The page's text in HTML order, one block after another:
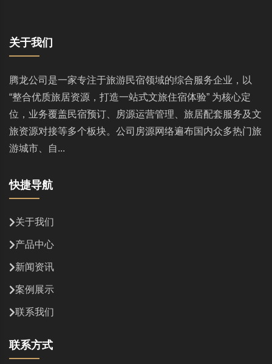
关于我们
腾龙公司是一家专注于旅游民宿领域的综合服务企业，以
“整合优质旅居资源，打造一站式文旅住宿体验” 为核心定
位，业务覆盖民宿预订、房源运营管理、旅居配套服务及文
旅资源对接等多个板块。公司房源网络遍布国内众多热门旅
游城市、自...
快捷导航
关于我们
产品中心
新闻资讯
案例展示
联系我们
联系方式